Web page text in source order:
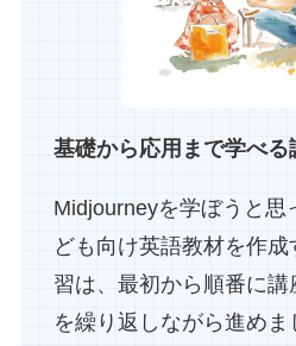
基礎から応用まで学べる
Midjourneyを学ぼうと思
ども向け英語教材を作
習は、最初から順番に
を繰り返しながら進め